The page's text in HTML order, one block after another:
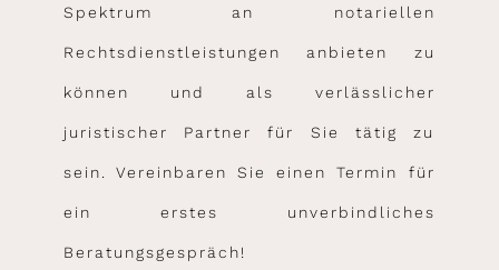
Spektrum an notariellen
Rechtsdienstleistungen anbieten zu
können und als verlässlicher
juristischer Partner für Sie tätig zu
sein. Vereinbaren Sie einen Termin für
ein erstes unverbindliches
Beratungsgespräch!